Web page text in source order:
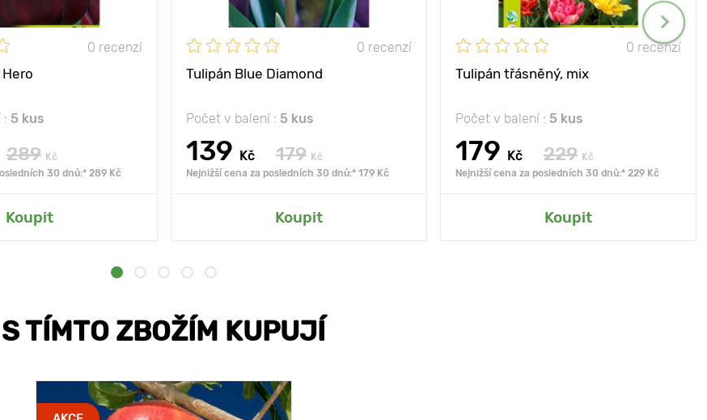
0 recenzí
: 5 kus
289 Kč
30 dnů:* 289 Kč
Koupit
0 recenzí
Tulipán Blue Diamond
Počet v balení : 5 kus
139 Kč 179 Kč
Nejnižší cena za posledních 30 dnů:* 179 Kč
Koupit
0 recenzí
Tulipán třásněný, mix
Počet v balení : 5 kus
179 Kč 229 Kč
Nejnižší cena za posledních 30 dnů:* 229 Kč
Koupit
S TÍMTO ZBOŽÍM KUPUJÍ